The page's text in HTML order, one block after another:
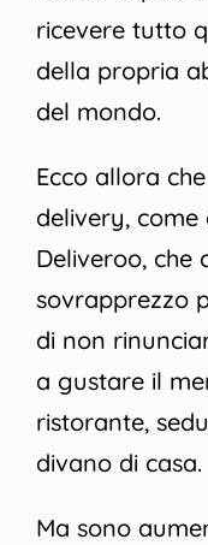
ricevere tutto
della propria
del mondo.
Ecco allora
delivery, come
Deliveroo, che
sovrapprezzo
di non
a gustare il
ristorante,
divano di casa.
Ma sono